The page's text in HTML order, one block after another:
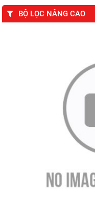
BỘ LỌC NÂNG CAO